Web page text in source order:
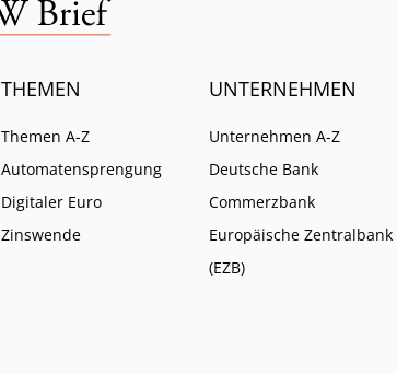
THEMEN
Themen A-Z
Automatensprengung
Digitaler Euro
Zinswende
UNTERNEHMEN
Unternehmen A-Z
Deutsche Bank
Commerzbank
Europäische Zentralbank
(EZB)